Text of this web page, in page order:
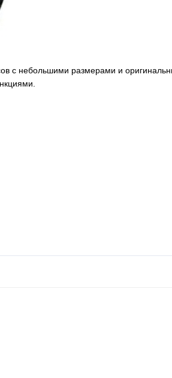
с небольшими размерами и